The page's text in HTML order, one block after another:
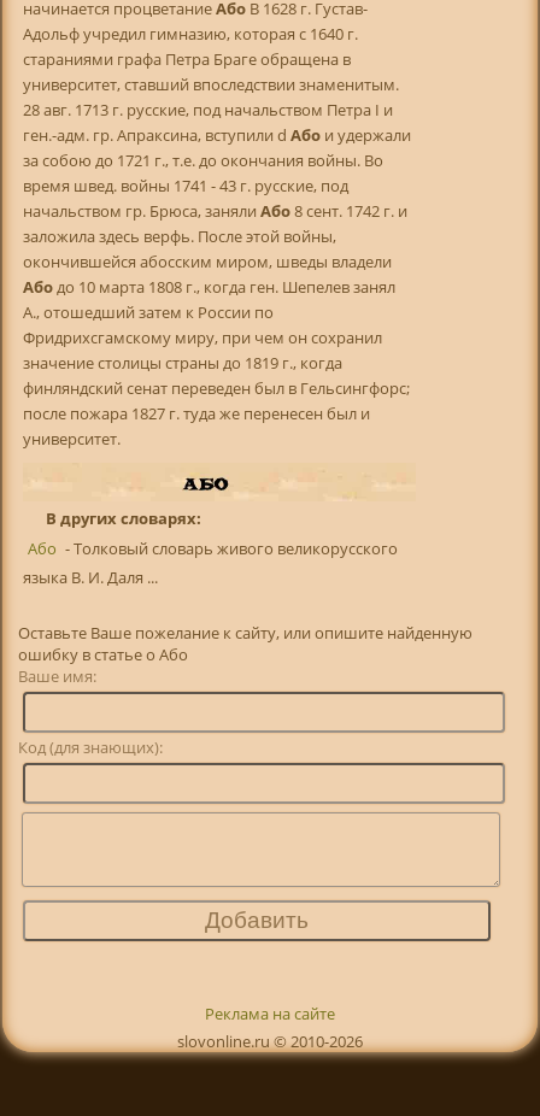
начинается процветаниеАбо В 1628 г. Густав-
Адольф учредил гимназию, которая с 1640 г.
стараниями графа Петра Браге обращена в
университет, ставший впоследствии знаменитым.
28 авг. 1713 г. русские, под начальством Петра I и
ген.-адм. гр. Апраксина, вступили d Або и удержали
за собою до 1721 г., т.е. до окончания войны. Во
время швед. войны 1741 - 43 г. pyccкие, под
начальством гр. Брюса, заняли Або8 сент. 1742 г. и
заложила здесь верфь. После этой войны,
окончившейся абосским миром, шведы владели
Абодо 10 марта 1808 г., когда ген. Шепелев занял
А., отошедший затем к России по
Фридрихсгамскому миру, при чем он сохранил
значение столицы страны до 1819 г., когда
финляндский сенат переведен был в Гельсингфорс;
после пожара 1827 г. туда же перенесен был и
университет.
В других словарях:
Або - Толковый словарь живого великорусского
языка В. И. Даля ...
Оставьте Ваше пожелание к сайту, или опишите найденную
ошибку в статье о Або
Ваше имя:
Код (для знающих):
Реклама на сайте
slovonline.ru © 2010-2026